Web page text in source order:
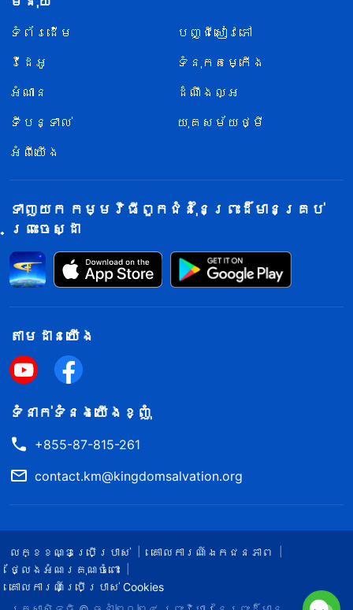
ទំព័រ​ដើម
បញ្ជីសៀវភៅ
វីដេអូ
ទំនុកតម្កើង
អំណាន
ដំណឹងល្អ
ទីបន្ទាល់
យុគសម័យថ្មី
អំពីយើង
ទាញយក កម្មវិធីពួកជំនុំនៃព្រះដ៏មានគ្រប់
ព្រះចេស្ដា
តាម​ដាន​យើង​
ទំនាក់​ទំនង​យើង​ខ្ញុំ
+855-87-815-261
contact.km@kingdomsalvation.org
លក្ខខណ្ឌ​ប្រើប្រាស់​
គោលការណ៍ឯកជនភាព
ថ្លែងអំណរគុណចំពោះ
គោលការណ៍ប្រើប្រាស់ Cookies